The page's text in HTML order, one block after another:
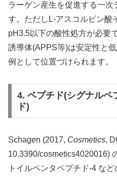
ラーゲン産生を促進する一次
す。ただしL-アスコルビン酸
pH3.5以下の酸性処方が必要
誘導体(APPS等)は安定性と
例として位置づけられます。
4. ペプチド(シグナルペ
ド)
Schagen (2017, Cosmetics,
10.3390/cosmetics4020016)
トイルペンタペプチド-4 な